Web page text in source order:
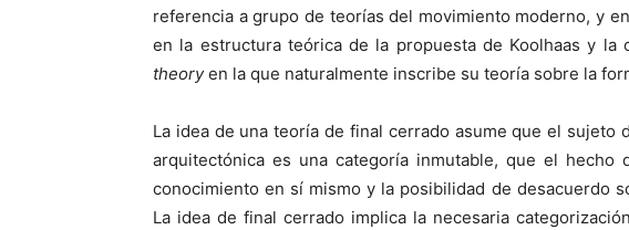
referencia a grupo de teorías del movimiento moderno, y
en la estructura teórica de la propuesta de Koolhaas y la
theoryen la que naturalmente inscribe su teoría sobre la
La idea de una teoría de final cerrado asume que el
arquitectónica es una categoría inmutable, que el
conocimiento en sí mismo y la posibilidad de desacuerdo
La idea de final cerrado implica la necesaria